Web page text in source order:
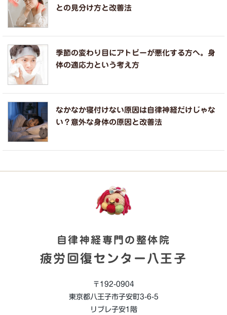
との見分け方と改善法
季節の変わり目にアトピーが悪化する方へ。身
体の適応力という考え方
なかなか寝付けない原因は自律神経だけじゃな
い？意外な身体の原因と改善法
自律神経専門の整体院
疲労回復センター八王子
〒192-0904
東京都八王子市子安町3-6-5
リブレ子安1階